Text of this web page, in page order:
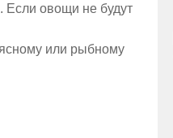
Если овощи не будут
или рыбному